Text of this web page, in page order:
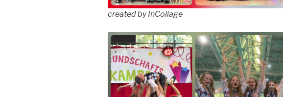
created by InCollage